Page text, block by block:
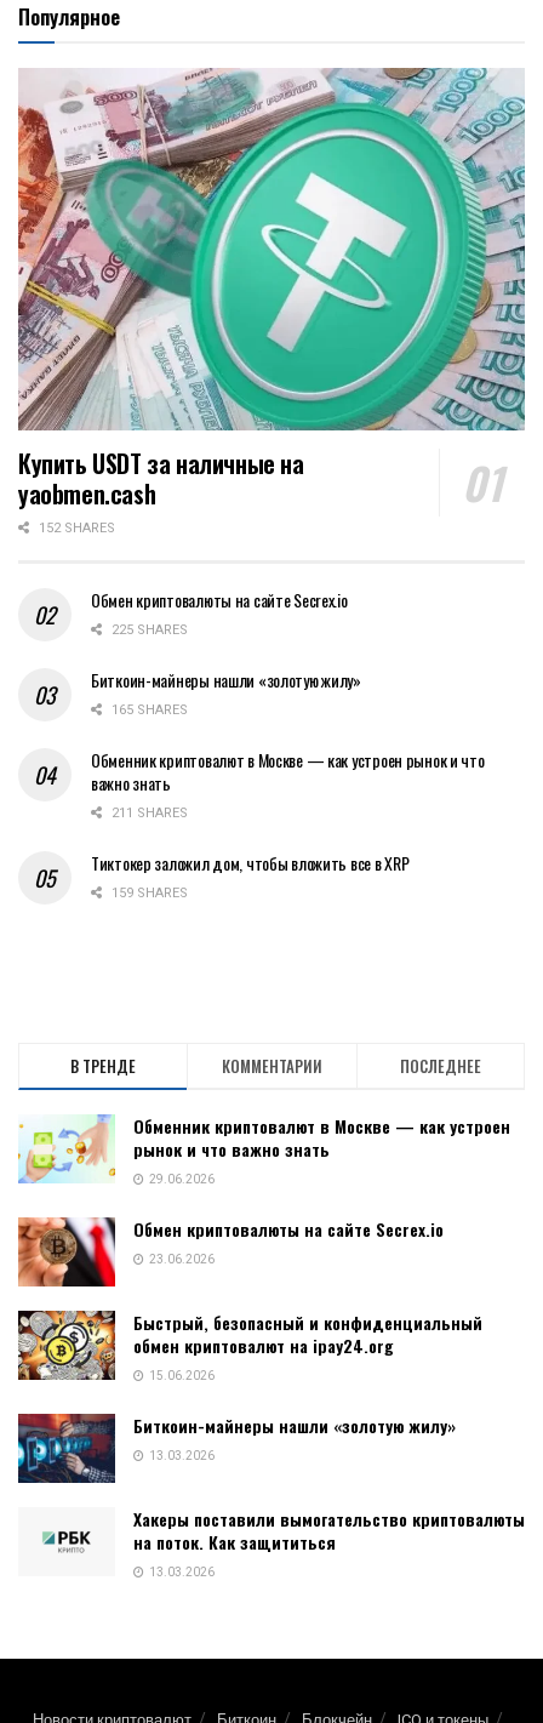
Популярное
Купить USDT за наличные на
yaobmen.cash
152 SHARES
Обмен криптовалюты на сайте Secrex.io
225 SHARES
Биткоин-майнеры нашли «золотую жилу»
165 SHARES
Обменник криптовалют в Москве — как устроен рынок и что
важно знать
211 SHARES
Тиктокер заложил дом, чтобы вложить все в XRP
159 SHARES
В ТРЕНДЕ КОММЕНТАРИИ ПОСЛЕДНЕЕ
Обменник криптовалют в Москве — как устроен
рынок и что важно знать
29.06.2026
Обмен криптовалюты на сайте Secrex.io
23.06.2026
Быстрый, безопасный и конфиденциальный
обмен криптовалют на ipay24.org
15.06.2026
Биткоин-майнеры нашли «золотую жилу»
13.03.2026
Хакеры поставили вымогательство криптовалюты
на поток. Как защититься
13.03.2026